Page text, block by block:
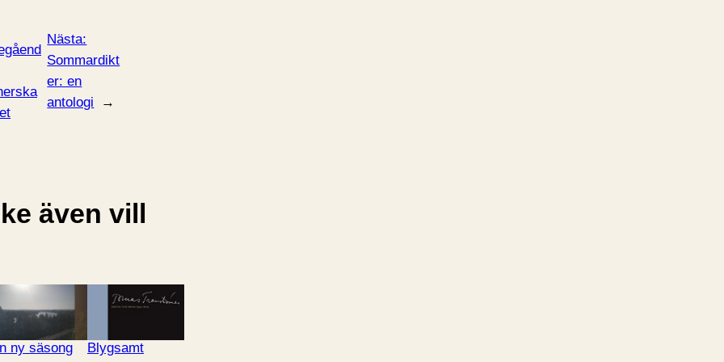
Nästa:
Sommardikt
er: en
antologi
→
även vill
ny säsong Blygsamt